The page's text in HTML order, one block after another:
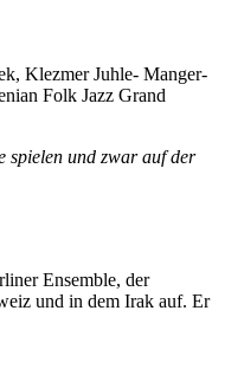
Klezmer Juhle- Manger-
Folk Jazz Grand
spielen und zwar auf der
Ensemble, der
und in dem Irak auf. Er